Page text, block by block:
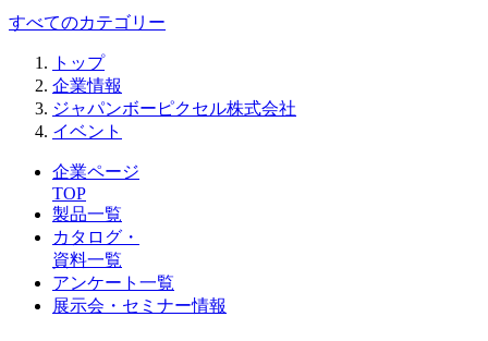
すべてのカテゴリー
トップ
企業情報
ジャパンボーピクセル株式会社
イベント
企業ページ
TOP
製品一覧
カタログ・
資料一覧
アンケート一覧
展示会・セミナー情報